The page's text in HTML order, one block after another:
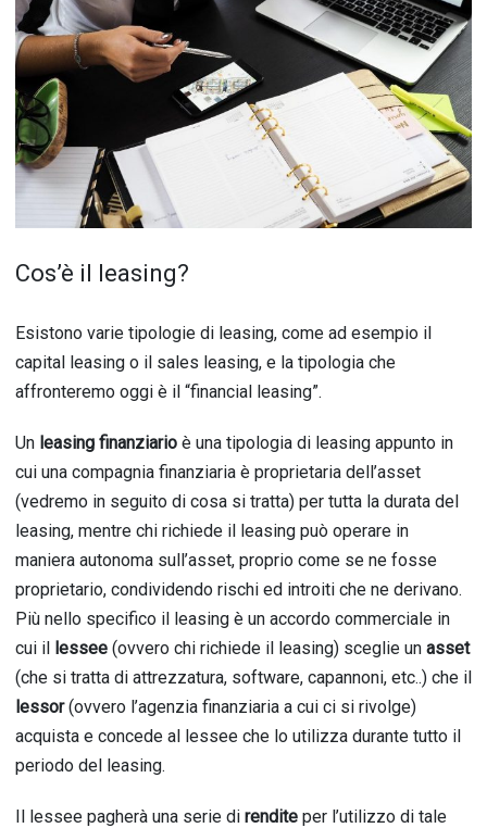
Cos’è il leasing?
Esistono varie tipologie di leasing, come ad esempio il
capital leasing o il sales leasing, e la tipologia che
affronteremo oggi è il “financial leasing”.
Un leasing finanziario è una tipologia di leasing appunto in
cui una compagnia finanziaria è proprietaria dell’asset
(vedremo in seguito di cosa si tratta) per tutta la durata del
leasing, mentre chi richiede il leasing può operare in
maniera autonoma sull’asset, proprio come se ne fosse
proprietario, condividendo rischi ed introiti che ne derivano.
Più nello specifico il leasing è un accordo commerciale in
cui il lessee (ovvero chi richiede il leasing) sceglie un asset
(che si tratta di attrezzatura, software, capannoni, etc..) che il
lessor(ovvero l’agenzia finanziaria a cui ci si rivolge)
acquista e concede al lessee che lo utilizza durante tutto il
periodo del leasing.
Il lessee pagherà una serie di rendite per l’utilizzo di tale